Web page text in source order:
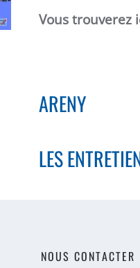
Vous trouverez
ARENY
LES
NOUS CONTACTER